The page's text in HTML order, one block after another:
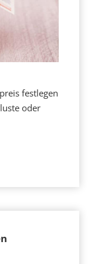
festlegen
oder